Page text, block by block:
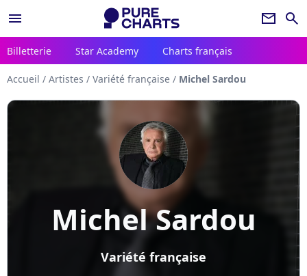
menu newsletter search
Billetterie Star Academy Charts français
Accueil / Artistes / Variété française / Michel Sardou
Michel Sardou
Variété française